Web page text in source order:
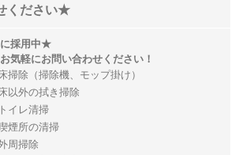
ください★
採用中★
気軽にお問い合わせください！
掃除（掃除機、モップ掛け）
以外の拭き掃除
トイレ清掃
煙所の清掃
周掃除